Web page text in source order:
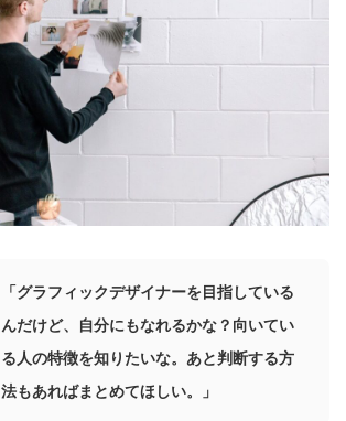
「グラフィックデザイナーを目指している
んだけど、自分にもなれるかな？向いてい
る人の特徴を知りたいな。あと判断する方
法もあればまとめてほしい。」